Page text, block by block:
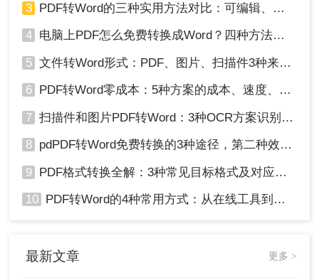
3 PDF转Word的三种实用方法对比：可编辑、保格式、避风险！
4 电脑上PDF怎么免费转换成Word？四种方法对比与实操指南（附详细表格）!
5 文件转Word形式：PDF、图片、扫描件3种来源分别怎么处理！
6 PDF转Word零成本：5种方案的成本、速度、精度对比！
7 扫描件和图片PDF转Word：3种OCR方案识别率实测！
8 pdPDF转Word免费转换的3种途径，第二种效率最高！
9 PDF格式转换全解：3种常见目标格式及对应操作方法！
10 PDF转Word的4种常用方式：从在线工具到桌面软件全梳理！
最新文章 更多 >